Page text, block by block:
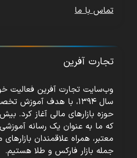
تماس با ما
تجارت آفرین
وب‌سایت تجارت آفرین فعالیت
سال ۱۳۹۴، با هدف آموزش
حوزه بازارهای مالی آغاز کرد.
که ما به عنوان یک رسانه
معتبر، همراه علاقمندان بازارهای
جمله بازار فارکس و طلا هستیم.